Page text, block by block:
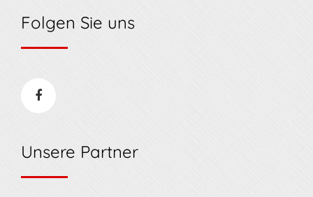
Folgen Sie uns
Unsere Partner